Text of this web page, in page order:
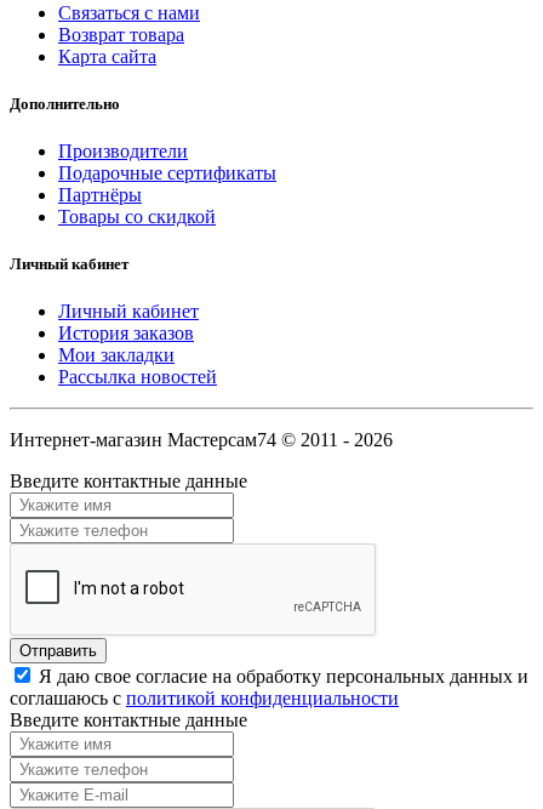
Связаться с нами
Возврат товара
Карта сайта
Дополнительно
Производители
Подарочные сертификаты
Партнёры
Товары со скидкой
Личный кабинет
Личный кабинет
История заказов
Мои закладки
Рассылка новостей
Интернет-магазин Мастерсам74 © 2011 - 2026
Введите контактные данные
Я даю свое согласие на обработку персональных данных и
соглашаюсь с политикой конфиденциальности
Введите контактные данные